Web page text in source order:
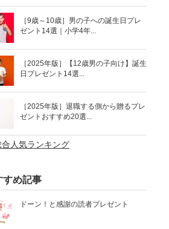
［9歳～10歳］男の子への誕生日プレ
ゼント14選｜小学4年...
［2025年版］【12歳男の子向け】誕生
日プレゼント14選...
［2025年版］退職する側から贈るプレ
ゼントおすすめ20選...
合人気ランキング
すめ記事
ドーン！と感謝の読者プレゼント